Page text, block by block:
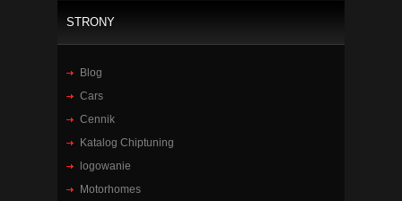
STRONY
Blog
Cars
Cennik
Katalog Chiptuning
logowanie
Motorhomes